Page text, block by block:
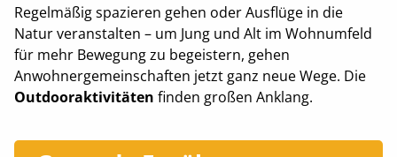
Regelmäßig spazieren gehen oder Ausflüge in die
Natur veranstalten – um Jung und Alt im Wohnumfeld
für mehr Bewegung zu begeistern, gehen
Anwohnergemeinschaften jetzt ganz neue Wege. Die
Outdooraktivitäten finden großen Anklang.